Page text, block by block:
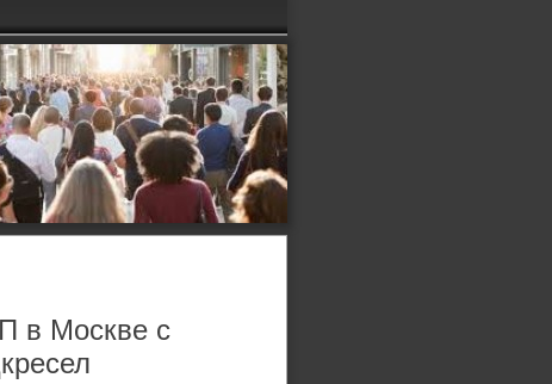
в Москве с